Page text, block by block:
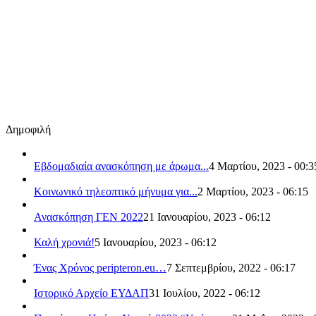
Δημοφιλή
Εβδομαδιαία ανασκόπηση με άρωμα...4 Μαρτίου, 2023 -
Κοινωνικό τηλεοπτικό μήνυμα για...2 Μαρτίου, 2023 - 06:15
Ανασκόπηση ΓΕΝ 202221 Ιανουαρίου, 2023 - 06:12
Καλή χρονιά!5 Ιανουαρίου, 2023 - 06:12
Ένας Χρόνος peripteron.eu…7 Σεπτεμβρίου, 2022 - 06:17
Ιστορικό Αρχείο ΕΥΔΑΠ31 Ιουλίου, 2022 - 06:12